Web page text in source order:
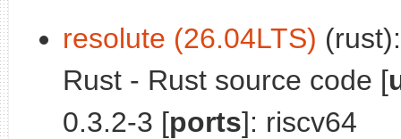
resolute (26.04LTS)
Rust - Rust source code [
0.3.2-3 [ports]: riscv64